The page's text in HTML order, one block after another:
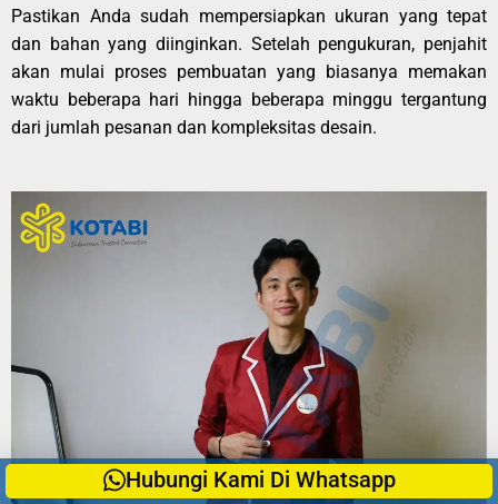
Hubungi Kami Di Whatsapp
Pastikan Anda sudah mempersiapkan ukuran yang tepat
dan bahan yang diinginkan. Setelah pengukuran, penjahit
akan mulai proses pembuatan yang biasanya memakan
waktu beberapa hari hingga beberapa minggu tergantung
dari jumlah pesanan dan kompleksitas desain.